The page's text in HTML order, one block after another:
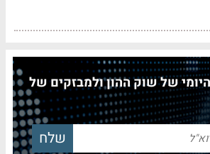
של שוק ההון ולמבזקים של